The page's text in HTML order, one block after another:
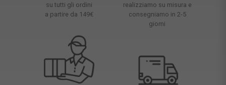
su tutti gli ordini
a partire da 149€
realizziamo su misura e
consegniamo in 2-5
giorni